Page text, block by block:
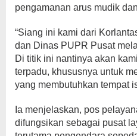
pengamanan arus mudik
“Siang ini kami dari
dan Dinas PUPR Pusat
Di titik ini nantinya akan
terpadu, khususnya untuk
yang membutuhkan tempat
Ia menjelaskan, pos
difungsikan sebagai pusat